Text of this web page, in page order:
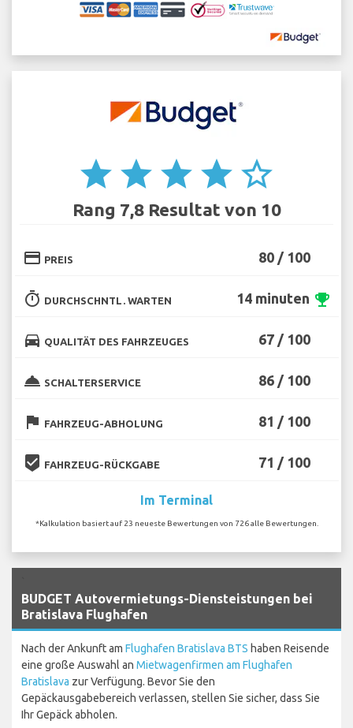
star star star star star_border
Rang 7,8 Resultat von 10
credit_card PREIS 80 / 100
timer DURCHSCHNTL. WARTEN 14 minuten emoji_events
directions_car QUALITÄT DES FAHRZEUGES 67 / 100
room_service SCHALTERSERVICE 86 / 100
flag FAHRZEUG-ABHOLUNG 81 / 100
beenhere FAHRZEUG-RÜCKGABE 71 / 100
Im Terminal
*Kalkulation basiert auf 23 neueste Bewertungen von 726 alle Bewertungen.
BUDGET Autovermietungs-Diensteistungen bei
Bratislava Flughafen
Nach der Ankunft am Flughafen Bratislava BTS haben Reisende
eine große Auswahl an Mietwagenfirmen am Flughafen
Bratislava zur Verfügung. Bevor Sie den
Gepäckausgabebereich verlassen, stellen Sie sicher, dass Sie
Ihr Gepäck abholen.